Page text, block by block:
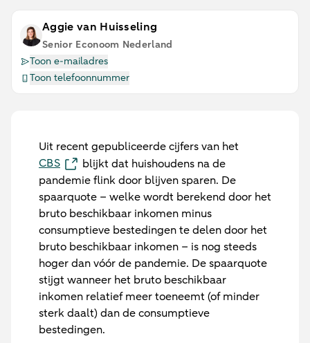
Aggie van Huisseling
Senior Econoom Nederland
Toon e-mailadres
Toon telefoonnummer
Uit recent gepubliceerde cijfers van het
CBS
blijkt dat huishoudens na de
pandemie flink door blijven sparen. De
spaarquote – welke wordt berekend door het
bruto beschikbaar inkomen minus
consumptieve bestedingen te delen door het
bruto beschikbaar inkomen – is nog steeds
hoger dan vóór de pandemie. De spaarquote
stijgt wanneer het bruto beschikbaar
inkomen relatief meer toeneemt (of minder
sterk daalt) dan de consumptieve
bestedingen.